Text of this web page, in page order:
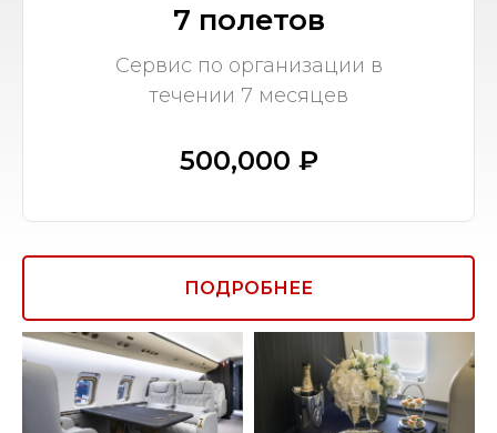
7 полетов
Сервис по организации в
течении 7 месяцев
500,000 ₽
ПОДРОБНЕЕ